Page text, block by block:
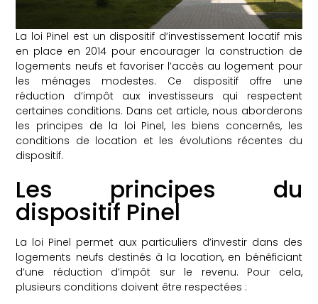
La loi Pinel est un dispositif d’investissement locatif mis
en place en 2014 pour encourager la construction de
logements neufs et favoriser l’accès au logement pour
les ménages modestes. Ce dispositif offre une
réduction d’impôt aux investisseurs qui respectent
certaines conditions. Dans cet article, nous aborderons
les principes de la loi Pinel, les biens concernés, les
conditions de location et les évolutions récentes du
dispositif.
Les principes du
dispositif Pinel
La loi Pinel permet aux particuliers d’investir dans des
logements neufs destinés à la location, en bénéficiant
d’une réduction d’impôt sur le revenu. Pour cela,
plusieurs conditions doivent être respectées :